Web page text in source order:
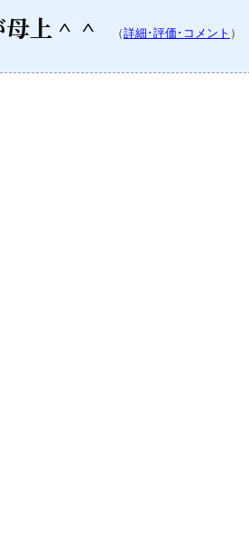
上＾＾
（詳細･評価･コメント ）